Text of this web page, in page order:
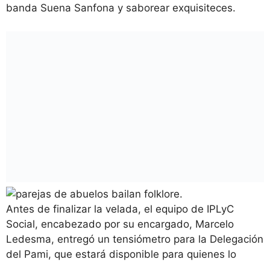
banda Suena Sanfona y saborear exquisiteces.
Antes de finalizar la velada, el equipo de IPLyC
Social, encabezado por su encargado, Marcelo
Ledesma, entregó un tensiómetro para la Delegación
del Pami, que estará disponible para quienes lo